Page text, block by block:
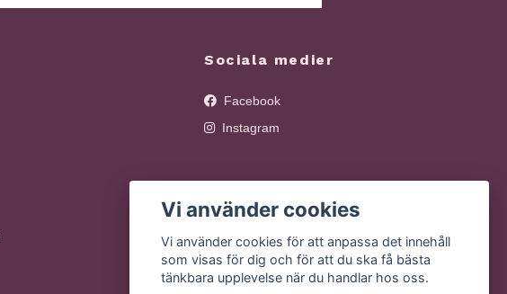
Sociala medier
Facebook
Instagram
Vi använder cookies
Vi använder cookies för att anpassa det innehåll
som visas för dig och för att du ska få bästa
tänkbara upplevelse när du handlar hos oss.